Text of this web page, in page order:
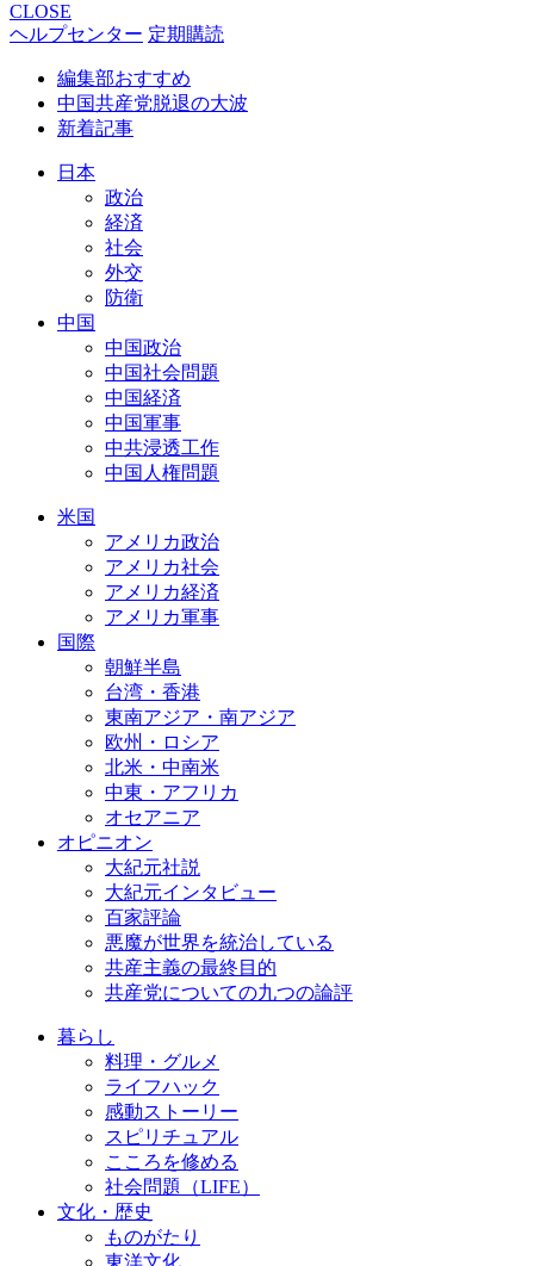
CLOSE
ヘルプセンター 定期購読
編集部おすすめ
中国共産党脱退の大波
新着記事
日本
政治
経済
社会
外交
防衛
中国
中国政治
中国社会問題
中国経済
中国軍事
中共浸透工作
中国人権問題
米国
アメリカ政治
アメリカ社会
アメリカ経済
アメリカ軍事
国際
朝鮮半島
台湾・香港
東南アジア・南アジア
欧州・ロシア
北米・中南米
中東・アフリカ
オセアニア
オピニオン
大紀元社説
大紀元インタビュー
百家評論
悪魔が世界を統治している
共産主義の最終目的
共産党についての九つの論評
暮らし
料理・グルメ
ライフハック
感動ストーリー
スピリチュアル
こころを修める
社会問題（LIFE）
文化・歴史
ものがたり